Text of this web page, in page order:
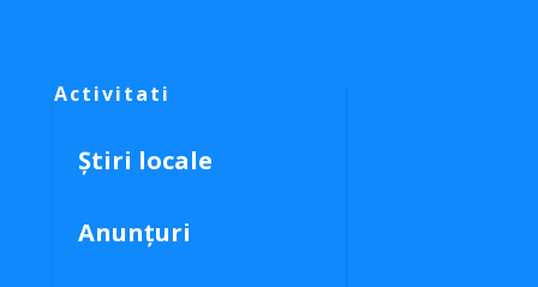
Activitati
Știri locale
Anunțuri